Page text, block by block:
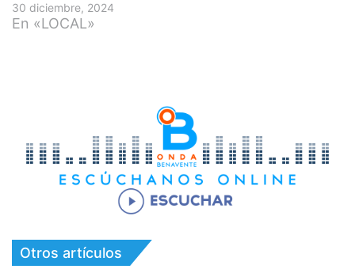
30 diciembre, 2024
En «LOCAL»
Otros artículos